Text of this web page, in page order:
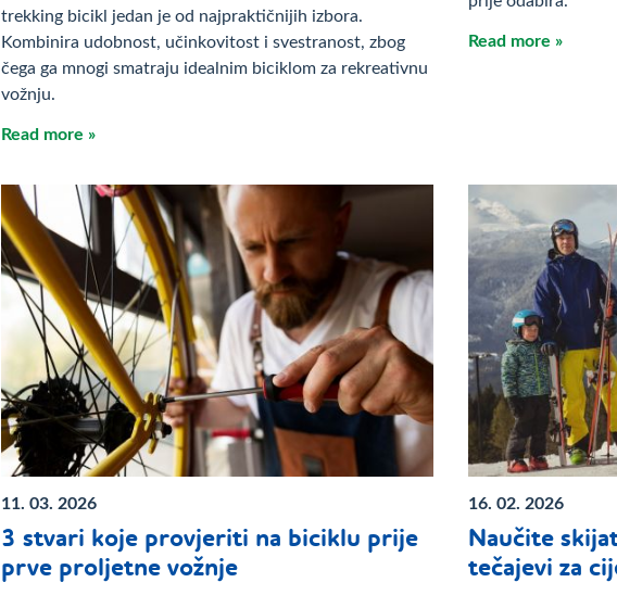
trekking bicikl jedan je od najpraktičnijih izbora.
Kombinira udobnost, učinkovitost i svestranost, zbog
čega ga mnogi smatraju idealnim biciklom za rekreativnu
vožnju.
Read more »
Read more »
11. 03. 2026
3 stvari koje provjeriti na biciklu prije
prve proljetne vožnje
16. 02. 2026
Naučite
tečajevi za